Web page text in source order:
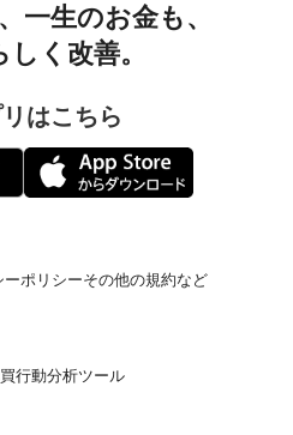
一生のお金も、
く改善。
はこちら
ーポリシーその他の規約など
行動分析ツール